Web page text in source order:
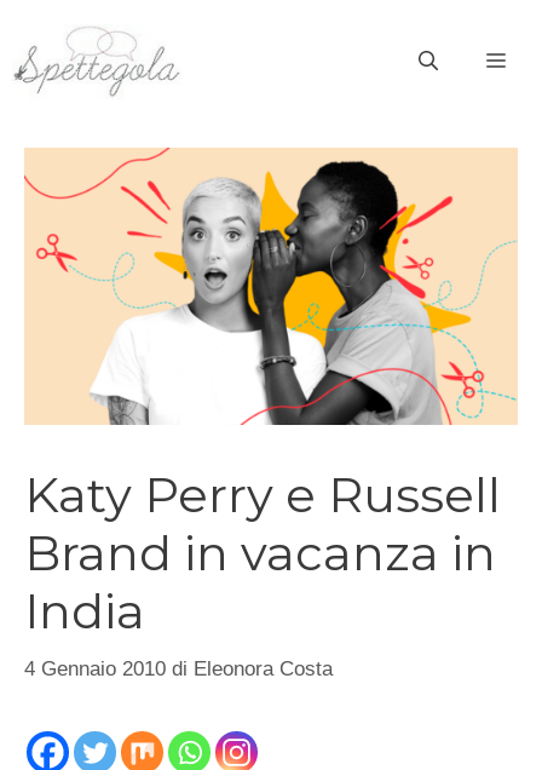
contenuto
Katy Perry e Russell
Brand in vacanza in
India
4 Gennaio 2010 di Eleonora Costa